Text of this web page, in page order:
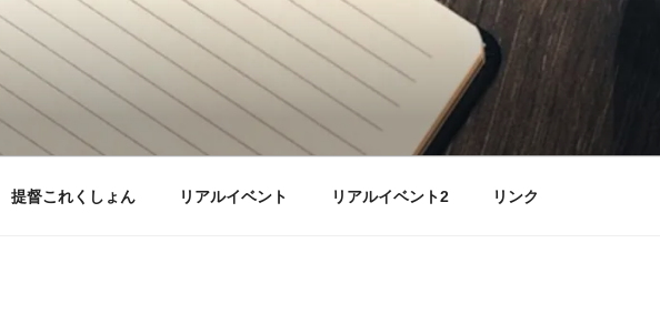
提督これくしょん リアルイベント リアルイベント2 リンク